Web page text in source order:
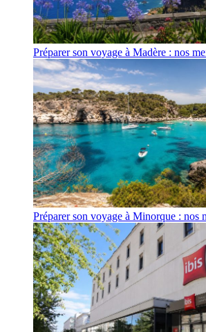
Préparer son voyage à Madère : nos
Préparer son voyage à Minorque : nos